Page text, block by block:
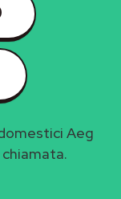
Aeg